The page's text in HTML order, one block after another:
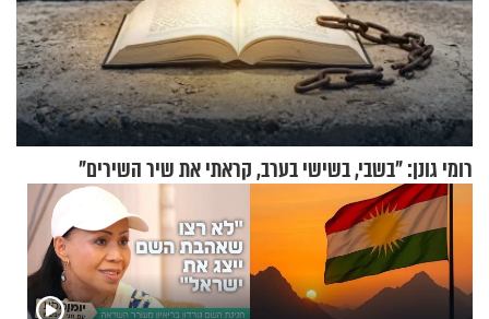
רומי גונן: "בשבי, בשישי בערב, קראתי את שיר השירים"